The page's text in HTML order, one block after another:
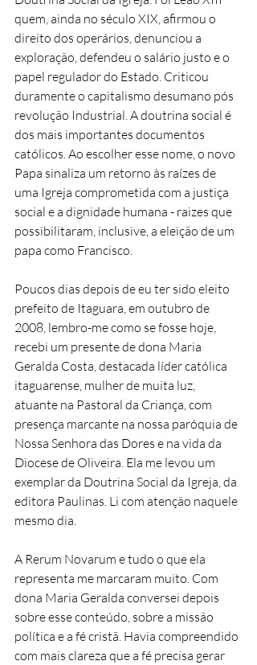
quem, ainda no século XIX, afirmou o
direito dos operários, denunciou a
exploração, defendeu o salário justo e o
papel regulador do Estado. Criticou
duramente o capitalismo desumano pós
revolução Industrial. A doutrina social é
dos mais importantes documentos
católicos. Ao escolher esse nome, o novo
Papa sinaliza um retorno às raízes de
uma Igreja comprometida com a justiça
social e a dignidade humana - raizes que
possibilitaram, inclusive, a eleição de um
papa como Francisco.
Poucos dias depois de eu ter sido eleito
prefeito de Itaguara, em outubro de
2008, lembro-me como se fosse hoje,
recebi um presente de dona Maria
Geralda Costa, destacada líder católica
itaguarense, mulher de muita luz,
atuante na Pastoral da Criança, com
presença marcante na nossa paróquia de
Nossa Senhora das Dores e na vida da
Diocese de Oliveira. Ela me levou um
exemplar da Doutrina Social da Igreja, da
editora Paulinas. Li com atenção naquele
mesmo dia.
A Rerum Novarum e tudo o que ela
representa me marcaram muito. Com
dona Maria Geralda conversei depois
sobre esse conteúdo, sobre a missão
política e a fé cristã. Havia compreendido
com mais clareza que a fé precisa gerar